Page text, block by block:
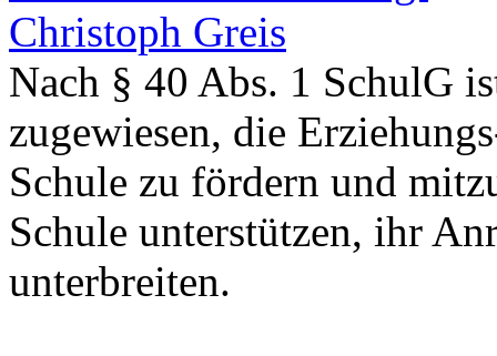
Nach § 40 Abs. 1 SchulG
zugewiesen, die
Schule zu fördern und
Schule unterstützen, ihr
unterbreiten.